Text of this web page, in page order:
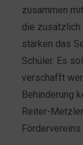
zusammen
die zusätzlich
stärken das
Schüler. Es
verschafft
Behinderung
Reiter-
Fördervereins.